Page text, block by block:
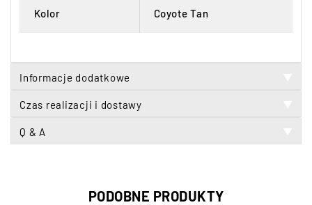
Kolor Coyote Tan
Informacje dodatkowe
Czas realizacji i dostawy
Q & A
PODOBNE PRODUKTY